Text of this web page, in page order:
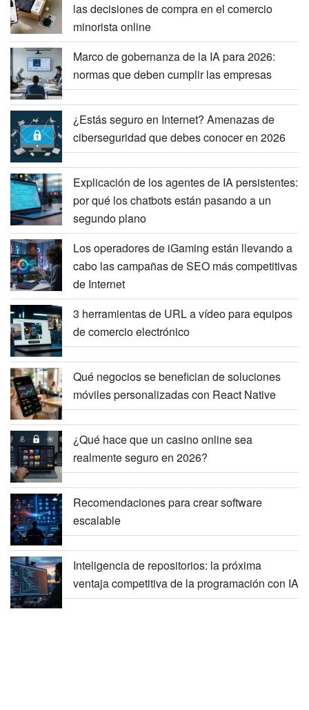
las decisiones de compra en el comercio
minorista online
Marco de gobernanza de la IA para 2026:
normas que deben cumplir las empresas
¿Estás seguro en Internet? Amenazas de
ciberseguridad que debes conocer en 2026
Explicación de los agentes de IA persistentes:
por qué los chatbots están pasando a un
segundo plano
Los operadores de iGaming están llevando a
cabo las campañas de SEO más competitivas
de Internet
3 herramientas de URL a vídeo para equipos
de comercio electrónico
Qué negocios se benefician de soluciones
móviles personalizadas con React Native
¿Qué hace que un casino online sea
realmente seguro en 2026?
Recomendaciones para crear software
escalable
Inteligencia de repositorios: la próxima
ventaja competitiva de la programación con IA